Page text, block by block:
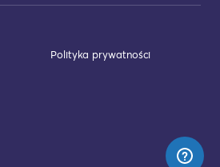
Polityka prywatności